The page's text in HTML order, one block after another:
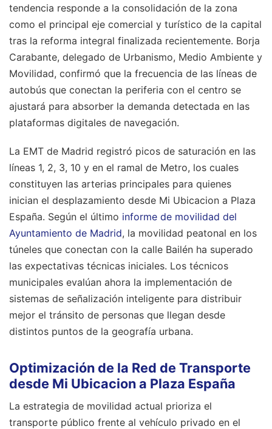
tendencia responde a la consolidación de la zona
como el principal eje comercial y turístico de la capital
tras la reforma integral finalizada recientemente. Borja
Carabante, delegado de Urbanismo, Medio Ambiente y
Movilidad, confirmó que la frecuencia de las líneas de
autobús que conectan la periferia con el centro se
ajustará para absorber la demanda detectada en las
plataformas digitales de navegación.
La EMT de Madrid registró picos de saturación en las
líneas 1, 2, 3, 10 y en el ramal de Metro, los cuales
constituyen las arterias principales para quienes
inician el desplazamiento desde Mi Ubicacion a Plaza
España. Según el último informe de movilidad del
Ayuntamiento de Madrid, la movilidad peatonal en los
túneles que conectan con la calle Bailén ha superado
las expectativas técnicas iniciales. Los técnicos
municipales evalúan ahora la implementación de
sistemas de señalización inteligente para distribuir
mejor el tránsito de personas que llegan desde
distintos puntos de la geografía urbana.
Optimización de la Red de Transporte
desde Mi Ubicacion a Plaza España
La estrategia de movilidad actual prioriza el
transporte público frente al vehículo privado en el